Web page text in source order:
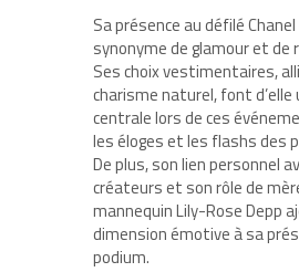
Sa présence au défilé
synonyme de glamour et
Ses choix vestimentaires,
charisme naturel, font d’elle
centrale lors de ces
les éloges et les flashs des
De plus, son lien personnel
créateurs et son rôle de
mannequin Lily-Rose Depp
dimension émotive à sa
podium.